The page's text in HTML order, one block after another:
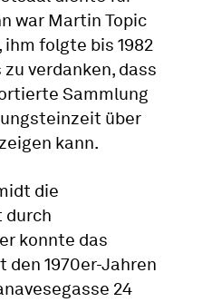
war Martin Topic
ihm folgte bis 1982
verdanken, dass
Sammlung
über
kann.
die
durch
konnte das
den 1970er-Jahren
24